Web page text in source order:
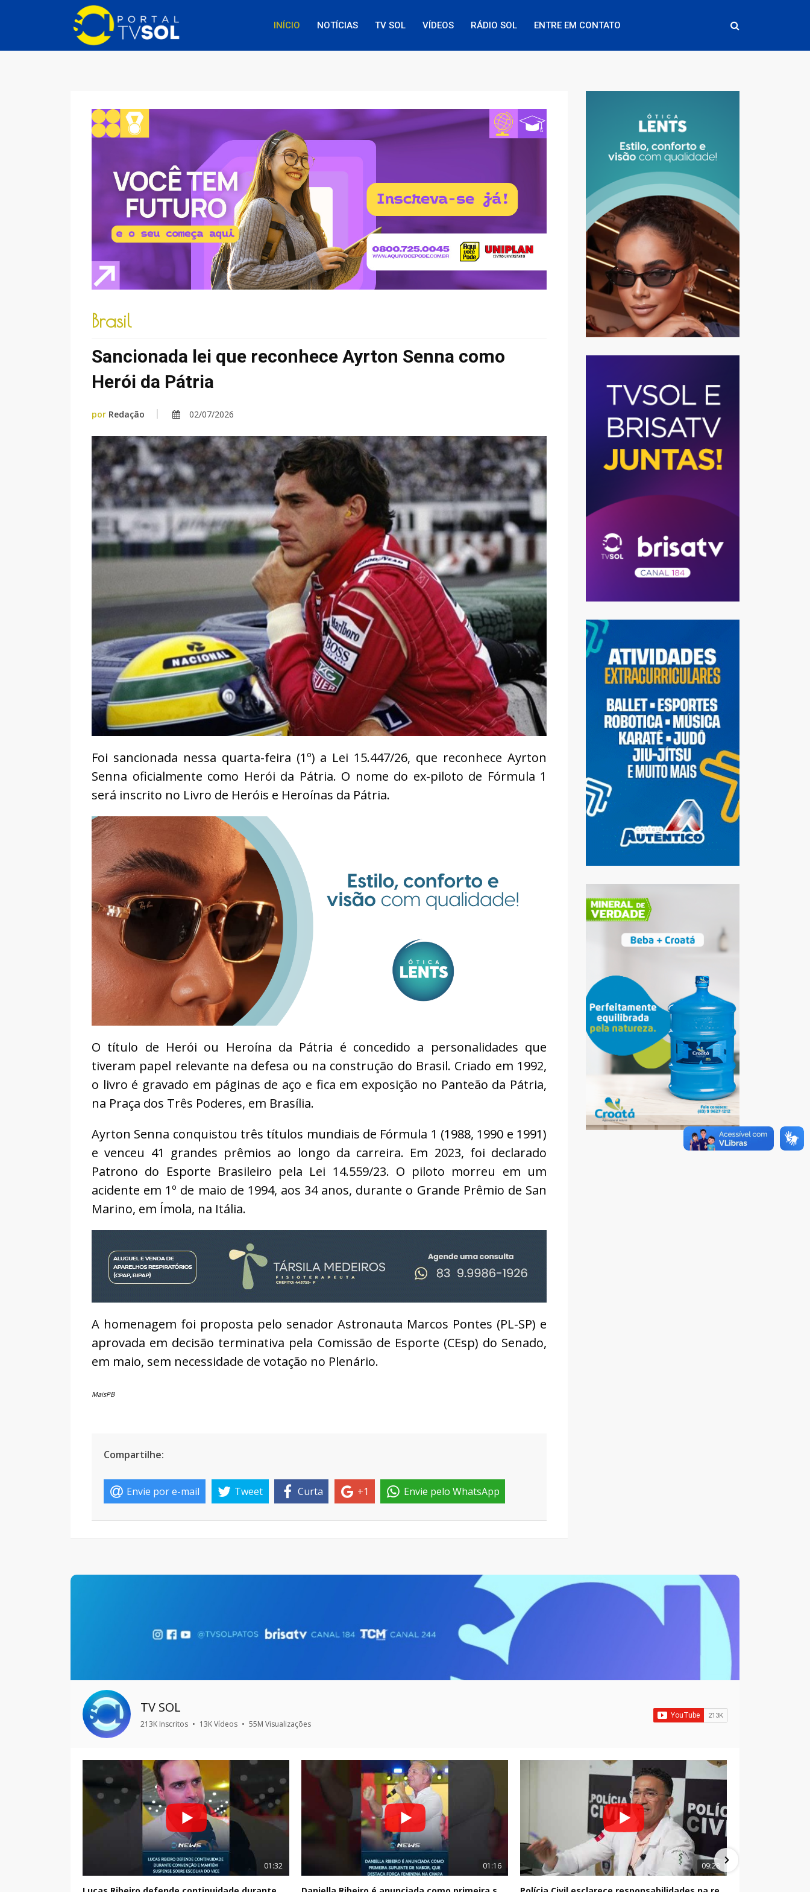
INÍCIO NOTÍCIAS TV SOL VÍDEOS RÁDIO SOL ENTRE EM CONTATO
Brasil
Sancionada lei que reconhece Ayrton Senna como
Herói da Pátria
por Redação 02/07/2026
Foi sancionada nessa quarta-feira (1º) a Lei 15.447/26, que reconhece Ayrton
Senna oficialmente como Herói da Pátria. O nome do ex-piloto de Fórmula 1
será inscrito no Livro de Heróis e Heroínas da Pátria.
O título de Herói ou Heroína da Pátria é concedido a personalidades que
tiveram papel relevante na defesa ou na construção do Brasil. Criado em 1992,
o livro é gravado em páginas de aço e fica em exposição no Panteão da Pátria,
na Praça dos Três Poderes, em Brasília.
Ayrton Senna conquistou três títulos mundiais de Fórmula 1 (1988, 1990 e 1991)
e venceu 41 grandes prêmios ao longo da carreira. Em 2023, foi declarado
Patrono do Esporte Brasileiro pela Lei 14.559/23. O piloto morreu em um
acidente em 1º de maio de 1994, aos 34 anos, durante o Grande Prêmio de San
Marino, em Ímola, na Itália.
A homenagem foi proposta pelo senador Astronauta Marcos Pontes (PL-SP) e
aprovada em decisão terminativa pela Comissão de Esporte (CEsp) do Senado,
em maio, sem necessidade de votação no Plenário.
MaisPB
Compartilhe:
Envie por e-mail Tweet Curta +1 Envie pelo WhatsApp
TV SOL
213K Inscritos • 13K Vídeos • 55M Visualizações
01:32 01:16 09:28